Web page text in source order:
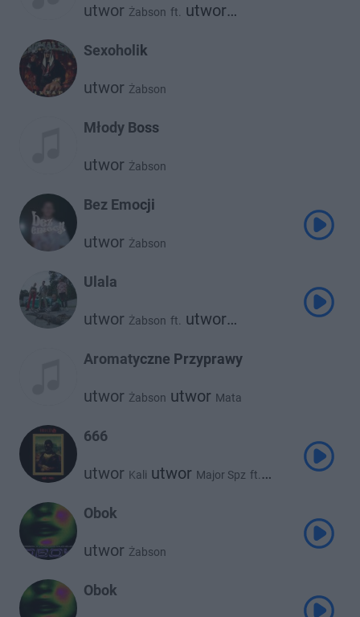
utwor Żabson ft. utwor
Sexoholik
utwor Żabson
Młody Boss
utwor Żabson
Bez Emocji
utwor Żabson
Ulala
utwor Żabson ft. utwor
utwor Borucci
Aromatyczne Przyprawy
utwor Żabson utwor Mata
666
utwor Kali utwor Major Spz ft.
utwor
Obok
utwor Żabson
Obok